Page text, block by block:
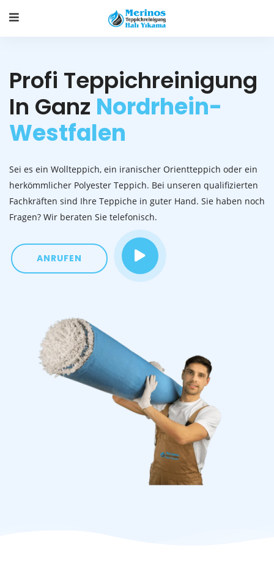
Profi Teppichreinigung
In Ganz Nordrhein-
Westfalen
Sei es ein Wollteppich, ein iranischer Orientteppich oder ein
herkömmlicher Polyester Teppich. Bei unseren qualifizierten
Fachkräften sind Ihre Teppiche in guter Hand. Sie haben noch
Fragen? Wir beraten Sie telefonisch.
ANRUFEN